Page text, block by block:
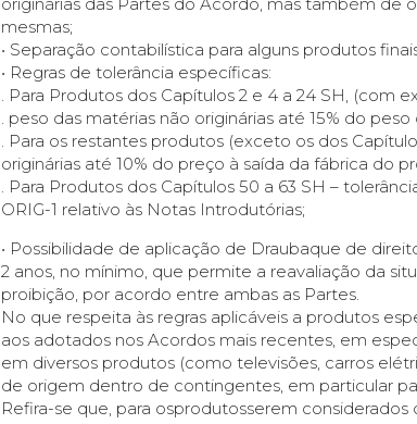
mesmas;
• Separação contabilística para alguns produtos
• Regras de tolerância específicas:
. Para Produtos dos Capítulos 2 e 4 a 24 SH, (com
. peso das matérias não originárias até 15% do
. Para os restantes produtos (exceto os dos
originárias até 10% do preço à saída da fábrica do
. Para Produtos dos Capítulos 50 a 63 SH –
ORIG-1 relativo às Notas Introdutórias;
• Possibilidade de aplicação de Draubaque de
2 anos, no mínimo, que permite a reavaliação da
proibição, por acordo entre ambas as Partes.
No que respeita às regras aplicáveis a produtos
aos adotados nos Acordos mais recentes, em
em diversos produtos (como televisões, carros
de origem dentro de contingentes, em particular
Refira-se que, para osprodutosserem